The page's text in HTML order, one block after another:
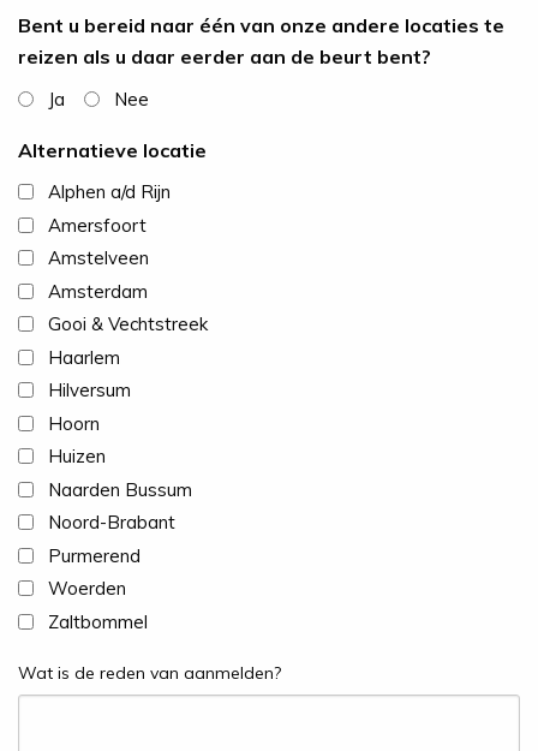
Bent u bereid naar één van onze andere locaties te
reizen als u daar eerder aan de beurt bent?
Ja Nee
Alternatieve locatie
Alphen a/d Rijn
Amersfoort
Amstelveen
Amsterdam
Gooi & Vechtstreek
Haarlem
Hilversum
Hoorn
Huizen
Naarden Bussum
Noord-Brabant
Purmerend
Woerden
Zaltbommel
Wat is de reden van aanmelden?